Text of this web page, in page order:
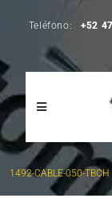
Teléfono: +52
1492-CABLE-050-TBCH